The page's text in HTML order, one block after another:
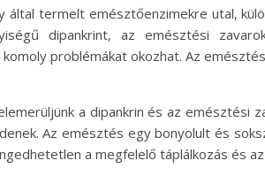
által termelt emésztőenzimekre utal,
dipankrint, az emésztési
problémákat okozhat. Az
a dipankrin és az
Az emésztés egy bonyolult és
a megfelelő táplálkozás és